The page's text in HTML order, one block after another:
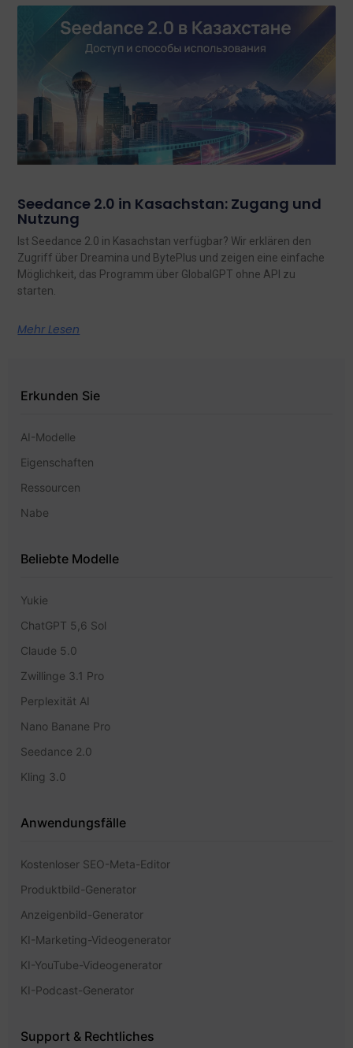
Seedance 2.0 in Kasachstan: Zugang und
Nutzung
Ist Seedance 2.0 in Kasachstan verfügbar? Wir erklären den
Zugriff über Dreamina und BytePlus und zeigen eine einfache
Möglichkeit, das Programm über GlobalGPT ohne API zu
starten.
Mehr Lesen
Erkunden Sie
AI-Modelle
Eigenschaften
Ressourcen
Nabe
Beliebte Modelle
Yukie
ChatGPT 5,6 Sol
Claude 5.0
Zwillinge 3.1 Pro
Perplexität AI
Nano Banane Pro
Seedance 2.0
Kling 3.0
Anwendungsfälle
Kostenloser SEO-Meta-Editor
Produktbild-Generator
Anzeigenbild-Generator
KI-Marketing-Videogenerator
KI-YouTube-Videogenerator
KI-Podcast-Generator
Support & Rechtliches